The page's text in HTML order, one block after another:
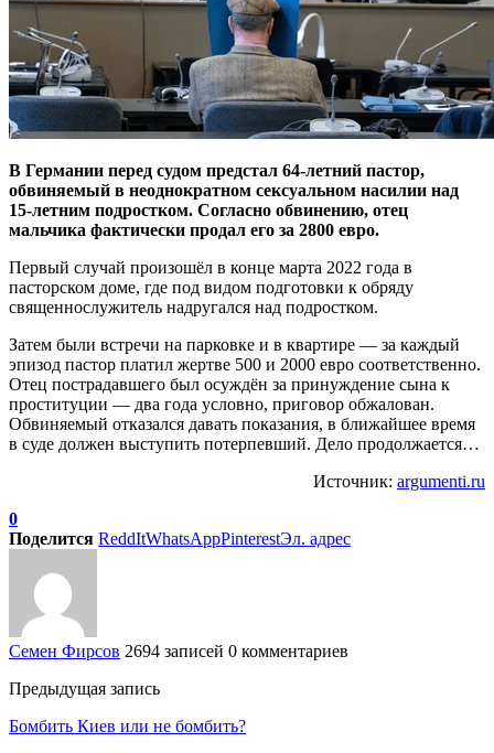
В Германии перед судом предстал 64-летний пастор,
обвиняемый в неоднократном сексуальном насилии над
15-летним подростком. Согласно обвинению, отец
мальчика фактически продал его за 2800 евро.
Первый случай произошёл в конце марта 2022 года в
пасторском доме, где под видом подготовки к обряду
священнослужитель надругался над подростком.
Затем были встречи на парковке и в квартире — за каждый
эпизод пастор платил жертве 500 и 2000 евро соответственно.
Отец пострадавшего был осуждён за принуждение сына к
проституции — два года условно, приговор обжалован.
Обвиняемый отказался давать показания, в ближайшее время
в суде должен выступить потерпевший. Дело продолжается…
Источник: argumenti.ru
0
Поделится ReddItWhatsAppPinterestЭл. адрес
Семен Фирсов 2694 записей 0 комментариев
Предыдущая запись
Бомбить Киев или не бомбить?